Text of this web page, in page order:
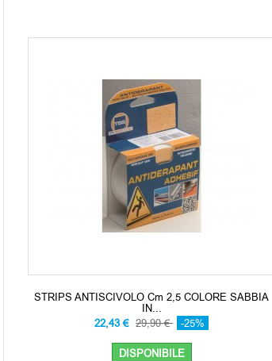
STRIPS ANTISCIVOLO Cm 2,5 COLORE SABBIA
IN...
22,43 € 29,90 € -25%
DISPONIBILE